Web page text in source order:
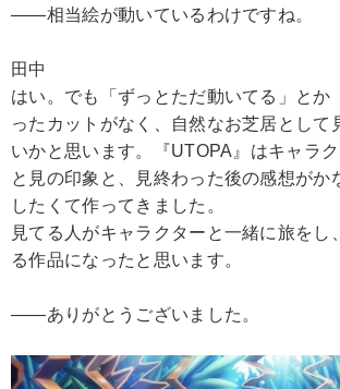
――相当絵が動いているわけですね。
田中
はい。でも「ずっとただ動いてる」とか
ったカットがなく、自然なお芝居として
いかと思います。『UTOPA』はキャラ
と見の印象と、見終わった後の感想がか
したくて作ってきました。
見てる人がキャラクターと一緒に旅をし
る作品になったと思います。
――ありがとうございました。